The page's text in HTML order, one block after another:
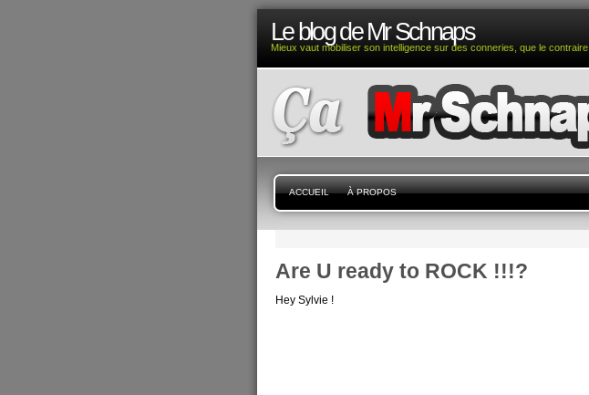
Le blog de Mr Schnaps
Mieux vaut mobiliser son intelligence sur des conneries, que le contraire.
ACCUEIL À PROPOS
Are U ready to ROCK !!!?
Hey Sylvie !